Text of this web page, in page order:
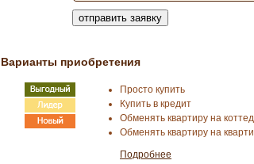
Варианты приобретения
Просто купить
Купить в кредит
Обменять квартиру на
Обменять квартиру на
Подробнее